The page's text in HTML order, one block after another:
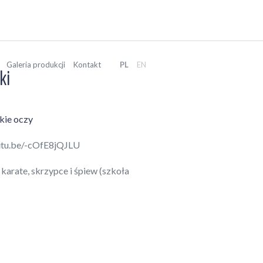
Galeria produkcji Kontakt PL EN
oczy
cOfE8jQJLU
skrzypce i śpiew (szkoła